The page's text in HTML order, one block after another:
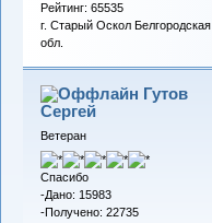
Рейтинг: 65535
г. Старый Оскол Белгородская
обл.
Гутов
Сергей
Ветеран
Спасибо
-Дано: 15983
-Получено: 22735